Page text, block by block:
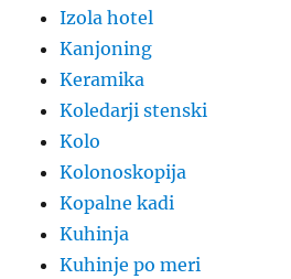
Izola hotel
Kanjoning
Keramika
Koledarji stenski
Kolo
Kolonoskopija
Kopalne kadi
Kuhinja
Kuhinje po meri